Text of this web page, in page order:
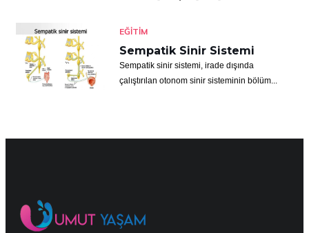
EĞITIM
Sempatik Sinir Sistemi
Sempatik sinir sistemi, irade dışında
çalıştırılan otonom sinir sisteminin bölüm...